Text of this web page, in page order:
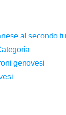
al secondo
genovesi